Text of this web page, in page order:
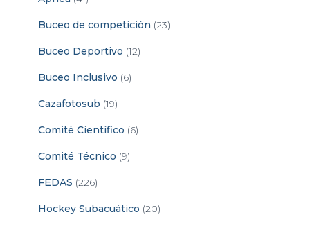
Buceo de competición (23)
Buceo Deportivo (12)
Buceo Inclusivo (6)
Cazafotosub (19)
Comité Científico (6)
Comité Técnico (9)
FEDAS (226)
Hockey Subacuático (20)